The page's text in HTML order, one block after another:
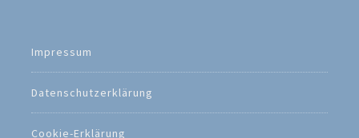
Impressum
Datenschutzerklärung
Cookie-Erklärung